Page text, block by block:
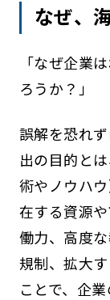
なぜ、
「なぜ企業
ろうか？」
誤解を恐れ
出の目的と
術やノウハ
在する資源
働力、高度
規制、拡大
ことで、企